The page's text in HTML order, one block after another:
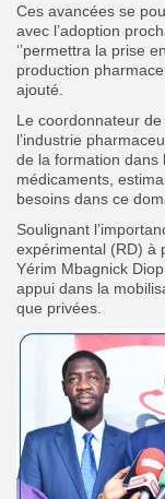
Ces avancées se
avec l’adoption
‘’permettra la prise
production
ajouté.
Le coordonnateur
l’industrie
de la formation dans
médicaments,
besoins dans ce
Soulignant
expérimental (RD) à
Yérim Mbagnick
appui dans la
que privées.